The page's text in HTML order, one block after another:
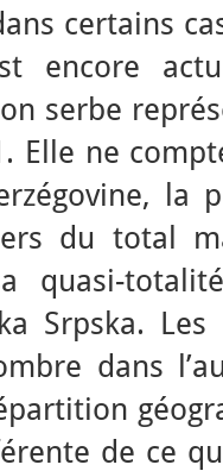
certains
encore
serbe
Elle ne
la
du total
quasi-
Srpska.
dans
de ce